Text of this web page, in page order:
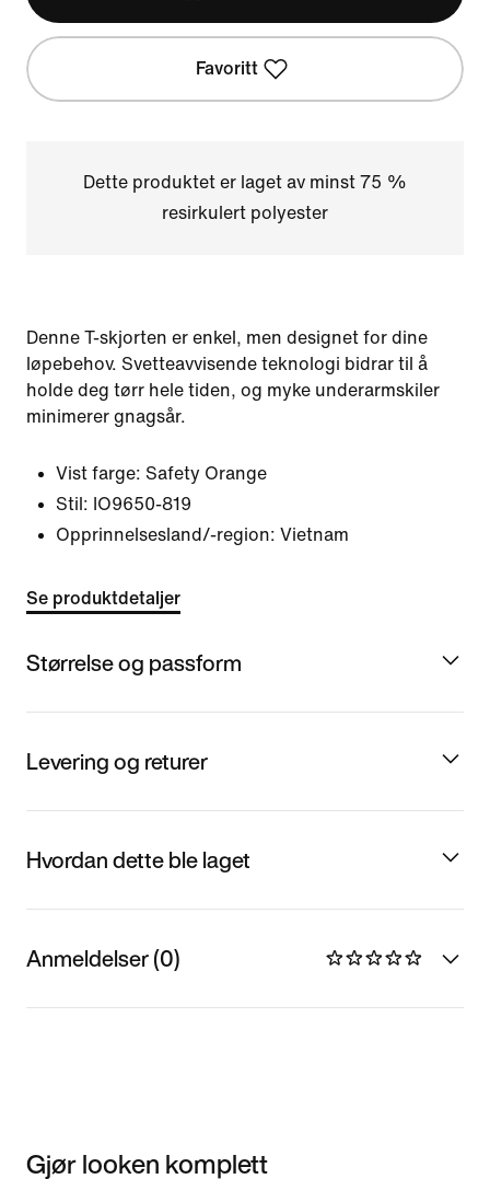
Favoritt
Dette produktet er laget av minst 75 %
resirkulert polyester
Denne T-skjorten er enkel, men designet for dine
løpebehov. Svetteavvisende teknologi bidrar til å
holde deg tørr hele tiden, og myke underarmskiler
minimerer gnagsår.
Vist farge: Safety Orange
Stil: IO9650-819
Opprinnelsesland/-region: Vietnam
Se produktdetaljer
Størrelse og passform
Levering og returer
Hvordan dette ble laget
Anmeldelser (0)
Gjør looken komplett